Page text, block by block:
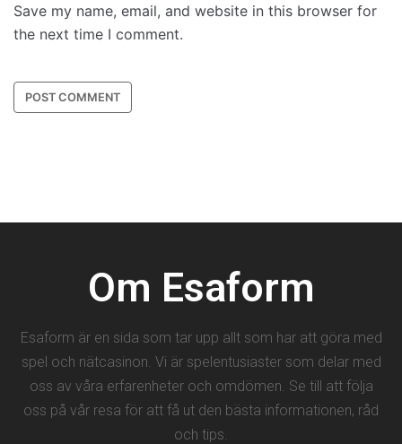
Save my name, email, and website in this browser for
the next time I comment.
Om Esaform
Esaform är en sida som tar upp allt som har att göra med
spel och nätcasinon. Vi är spelentusiaster som delar med
oss av våra erfarenheter och omdömen. Se till att följa
oss på vår resa för att få ut den bästa informationen, råd
och tips.